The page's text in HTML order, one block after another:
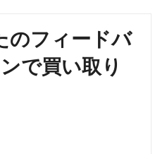
のフィードバ
で買い取り